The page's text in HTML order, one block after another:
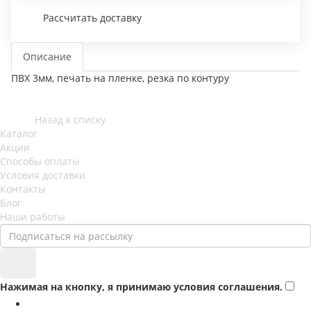
Рассчитать доставку
Описание
ПВХ 3мм, печать на пленке, резка по контуру
Назад к списку
Каталог
Акции
Способы оплаты
Условия доставки
Контакты
Блог
Наши работы
Нажимая на кнопку, я принимаю условия соглашения.